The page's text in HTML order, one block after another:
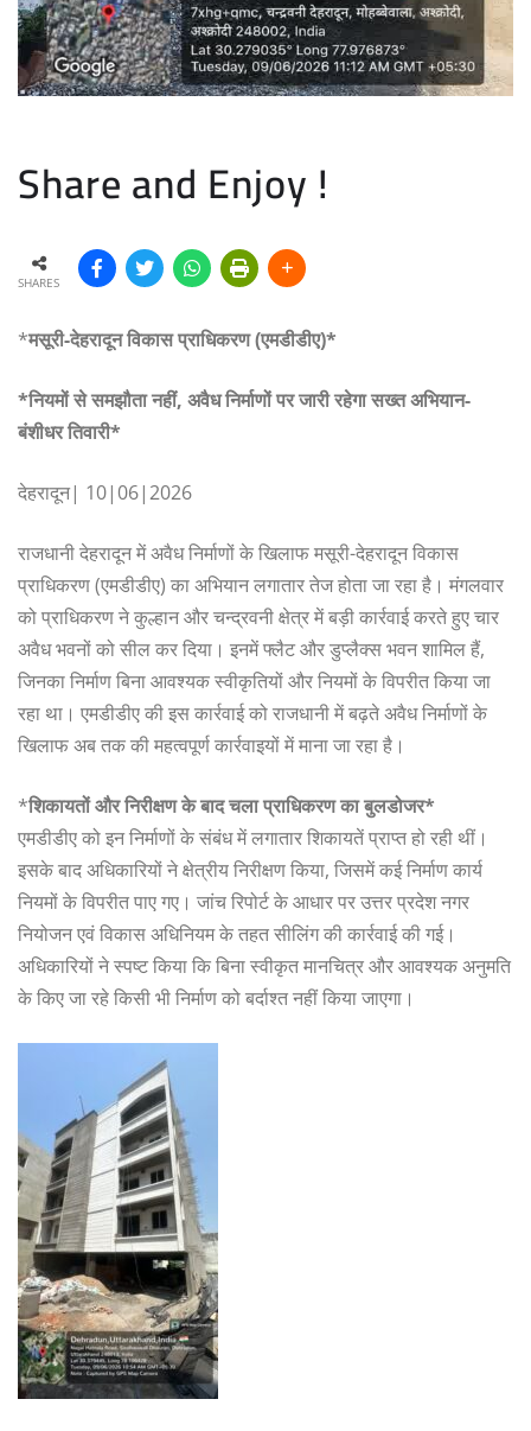
Share and Enjoy !
SHARES
*मसूरी-देहरादून विकास प्राधिकरण (एमडीडीए)*
*नियमों से समझौता नहीं, अवैध निर्माणों पर जारी रहेगा सख्त अभियान-
बंशीधर तिवारी*
देहरादून| 10|06|2026
राजधानी देहरादून में अवैध निर्माणों के खिलाफ मसूरी-देहरादून विकास
प्राधिकरण (एमडीडीए) का अभियान लगातार तेज होता जा रहा है। मंगलवार
को प्राधिकरण ने कुल्हान और चन्द्रवनी क्षेत्र में बड़ी कार्रवाई करते हुए चार
अवैध भवनों को सील कर दिया। इनमें फ्लैट और डुप्लैक्स भवन शामिल हैं,
जिनका निर्माण बिना आवश्यक स्वीकृतियों और नियमों के विपरीत किया जा
रहा था। एमडीडीए की इस कार्रवाई को राजधानी में बढ़ते अवैध निर्माणों के
खिलाफ अब तक की महत्वपूर्ण कार्रवाइयों में माना जा रहा है।
*शिकायतों और निरीक्षण के बाद चला प्राधिकरण का बुलडोजर*
एमडीडीए को इन निर्माणों के संबंध में लगातार शिकायतें प्राप्त हो रही थीं।
इसके बाद अधिकारियों ने क्षेत्रीय निरीक्षण किया, जिसमें कई निर्माण कार्य
नियमों के विपरीत पाए गए। जांच रिपोर्ट के आधार पर उत्तर प्रदेश नगर
नियोजन एवं विकास अधिनियम के तहत सीलिंग की कार्रवाई की गई।
अधिकारियों ने स्पष्ट किया कि बिना स्वीकृत मानचित्र और आवश्यक अनुमति
के किए जा रहे किसी भी निर्माण को बर्दाश्त नहीं किया जाएगा।